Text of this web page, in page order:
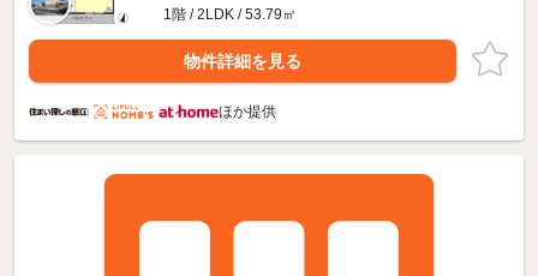
1階 / 2LDK / 53.79㎡
物件詳細を見る
ほか提供